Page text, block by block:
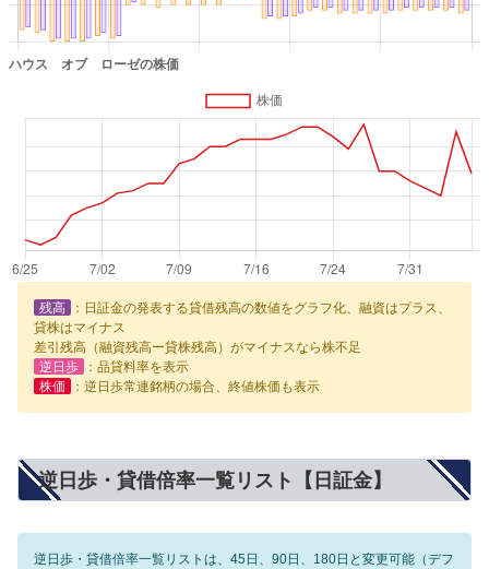
残高
：日証金の発表する貸借残高の数値をグラフ化、融資はプラス、
貸株はマイナス
差引残高（融資残高ー貸株残高）がマイナスなら株不足
逆日歩
：品貸料率を表示
株価
：逆日歩常連銘柄の場合、終値株価も表示
逆日歩・貸借倍率一覧リスト【日証金】
逆日歩・貸借倍率一覧リストは、45日、90日、180日と変更可能（デフ